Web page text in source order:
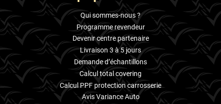
Qui sommes-nous ?
Programme revendeur
Devenir centre partenaire
Livraison 3 à 5 jours
Demande d’échantillons
Calcul total covering
Calcul PPF protection carrosserie
Avis Variance Auto